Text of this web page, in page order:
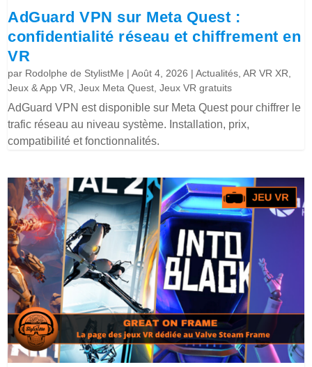
AdGuard VPN sur Meta Quest :
confidentialité réseau et chiffrement en
VR
par Rodolphe de StylistMe |Août 4, 2026 |Actualités,AR VR XR,
Jeux & App VR,Jeux Meta Quest,Jeux VR gratuits
AdGuard VPN est disponible sur Meta Quest pour chiffrer le
trafic réseau au niveau système. Installation, prix,
compatibilité et fonctionnalités.